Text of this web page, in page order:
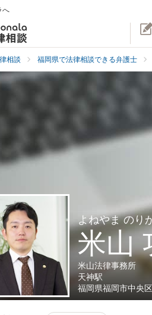
へ
相談 福岡県で法律相談できる弁護士
よねやま のり
米山
米山法律事務所
天神駅
福岡県福岡市中央